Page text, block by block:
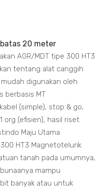
20 meter
AGR/MDT tipe 300 HT3
tentang alat canggih
digunakan oleh
berbasis MT
(simple), stop & go,
org (efisien), hasil riset
Maju Utama
HT3 Magnetotelurik
tanah pada umumnya,
mampu
banyak atau untuk